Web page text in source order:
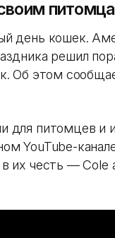
день кошек.
решил
Об этом
для питомцев и
YouTube-
их честь — Cole